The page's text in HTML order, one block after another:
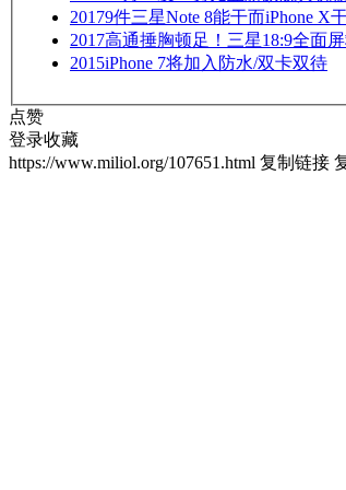
20179件三星Note 8能干而iPhone X
2017高通捶胸顿足！三星18:9全面
2015iPhone 7将加入防水/双卡双待
点赞
登录收藏
https://www.miliol.org/107651.html 复制链接